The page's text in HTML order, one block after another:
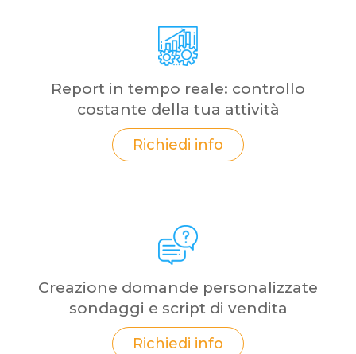
Report in tempo reale: controllo
costante della tua attività
Richiedi info
Creazione domande personalizzate
sondaggi e script di vendita
Richiedi info